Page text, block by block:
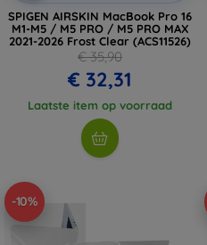
SPIGEN AIRSKIN MacBook Pro 16
M1-M5 / M5 PRO / M5 PRO MAX
2021-2026 Frost Clear (ACS11526)
€ 35,90
€ 32,31
Laatste item op voorraad
-10%